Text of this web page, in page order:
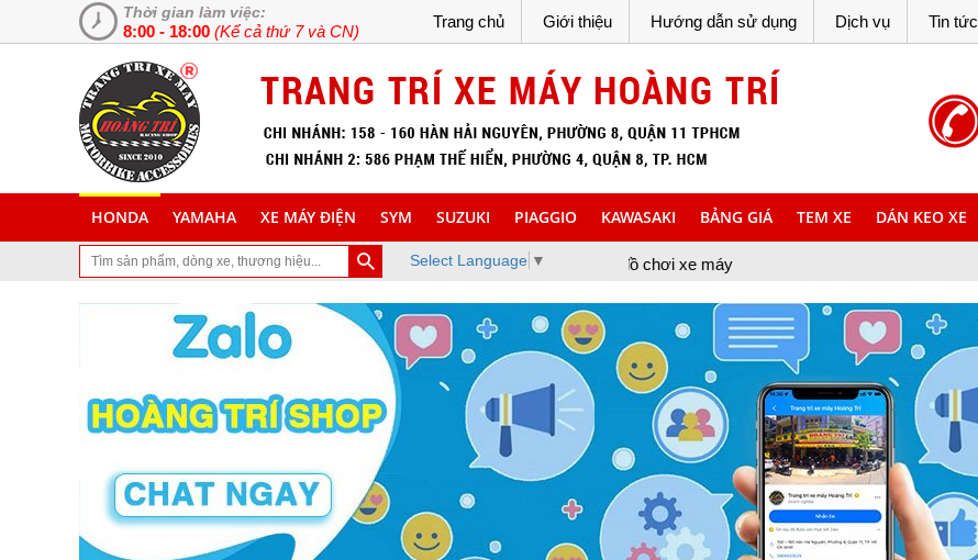
Thời gian làm việc:
8:00 - 18:00 (Kể cả thứ 7 và CN)
Trang chủ Giới thiệu Hướng dẫn sử dụng Dịch vụ Tin tức
HONDA YAMAHA XE MÁY ĐIỆN SYM SUZUKI PIAGGIO KAWASAKI BẢNG GIÁ TEM XE DÁN KEO XE
Select Language ▼